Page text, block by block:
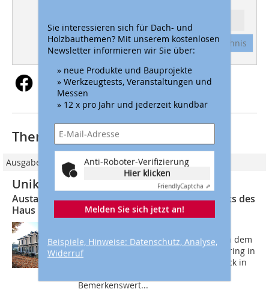
Abonnement Inhaltsverzeichnis
Sie interessieren sich für Dach- und
Holzbauthemen? Mit unserem kostenlosen
Newsletter informieren wir Sie über:
» neue Produkte und Bauprojekte
» Werkzeugtests, Veranstaltungen und
Messen
» 12 x pro Jahr und jederzeit kündbar
Anti-Roboter-Verifizierung
Hier klicken
FriendlyCaptcha ⇗
Melden Sie sich jetzt an!
Beispiele, Hinweise: Datenschutz, Analyse,
Widerruf
Thematisch passende Artikel:
Ausgabe 07/2018
Unikat erhält neues Tragwerk
Austausch des Fichte-Brettschichtholz-Tragwerks des
Haus Mayer-Kuckuk in Bad Honnef
eigenwilliges Gebäude, das 1967 nach dem
Entwurf des Architekten Wolfgang Döring in
nur sechs Tagen auf einem Grundstück in
Bemerkenswert...